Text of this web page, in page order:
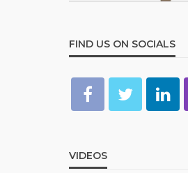
FIND US ON SOCIALS
VIDEOS